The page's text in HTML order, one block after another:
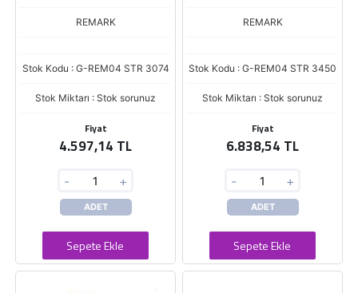
REMARK
Stok Kodu : G-REM04 STR 3074
Stok Miktarı : Stok sorunuz
Fiyat
4.597,14 TL
- +
ADET
Sepete Ekle
REMARK
Stok Kodu : G-REM04 STR 3450
Stok Miktarı : Stok sorunuz
Fiyat
6.838,54 TL
- +
ADET
Sepete Ekle